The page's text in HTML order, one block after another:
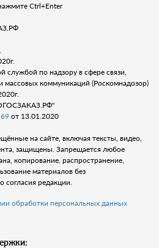
Ctrl+Enter
службой по надзору в сфере связи,
коммуникаций (Роскомнадозор)
от 13.01.2020
на сайте, включая тексты, видео,
защищены. Запрещается любое
копирование, распространение,
материалов без
согласия редакции.
обработки персональных данных